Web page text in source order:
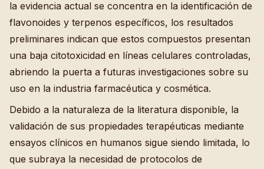
la evidencia actual se concentra en la identificación de
flavonoides y terpenos específicos, los resultados
preliminares indican que estos compuestos presentan
una baja citotoxicidad en líneas celulares controladas,
abriendo la puerta a futuras investigaciones sobre su
uso en la industria farmacéutica y cosmética.
Debido a la naturaleza de la literatura disponible, la
validación de sus propiedades terapéuticas mediante
ensayos clínicos en humanos sigue siendo limitada, lo
que subraya la necesidad de protocolos de